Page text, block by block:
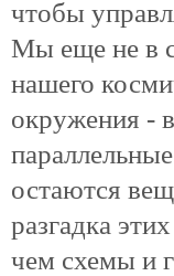
чтобы
Мы еще не в
нашего
окружения -
остаются
разгадка
чем схемы и